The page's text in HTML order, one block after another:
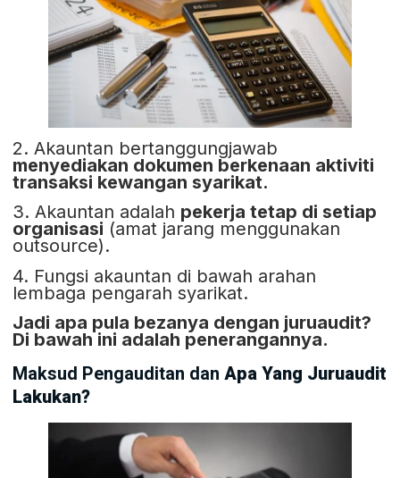
2. Akauntan bertanggungjawab
menyediakan dokumen berkenaan aktiviti
transaksi kewangan syarikat.
3. Akauntan adalah pekerja tetap di setiap
organisasi (amat jarang menggunakan
outsource).
4. Fungsi akauntan di bawah arahan
lembaga pengarah syarikat.
Jadi apa pula bezanya dengan juruaudit?
Di bawah ini adalah penerangannya.
Maksud Pengauditan dan Apa Yang Juruaudit
Lakukan?